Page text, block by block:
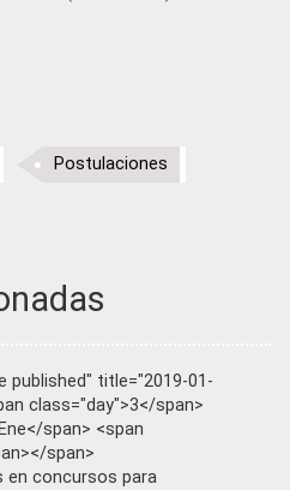
Postulaciones
published" title="2019-01-
class="day">3</span>
span> <span
span>
en concursos para